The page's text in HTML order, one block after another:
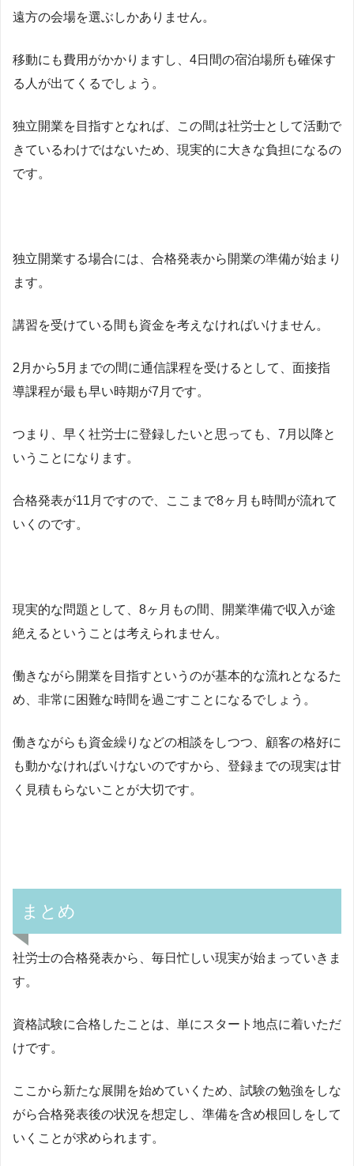
遠方の会場を選ぶしかありません。
移動にも費用がかかりますし、4日間の宿泊場所も確保す
る人が出てくるでしょう。
独立開業を目指すとなれば、この間は社労士として活動で
きているわけではないため、現実的に大きな負担になるの
です。
独立開業する場合には、合格発表から開業の準備が始まり
ます。
講習を受けている間も資金を考えなければいけません。
2月から5月までの間に通信課程を受けるとして、面接指
導課程が最も早い時期が7月です。
つまり、早く社労士に登録したいと思っても、7月以降と
いうことになります。
合格発表が11月ですので、ここまで8ヶ月も時間が流れて
いくのです。
現実的な問題として、8ヶ月もの間、開業準備で収入が途
絶えるということは考えられません。
働きながら開業を目指すというのが基本的な流れとなるた
め、非常に困難な時間を過ごすことになるでしょう。
働きながらも資金繰りなどの相談をしつつ、顧客の格好に
も動かなければいけないのですから、登録までの現実は甘
く見積もらないことが大切です。
まとめ
社労士の合格発表から、毎日忙しい現実が始まっていきま
す。
資格試験に合格したことは、単にスタート地点に着いただ
けです。
ここから新たな展開を始めていくため、試験の勉強をしな
がら合格発表後の状況を想定し、準備を含め根回しをして
いくことが求められます。